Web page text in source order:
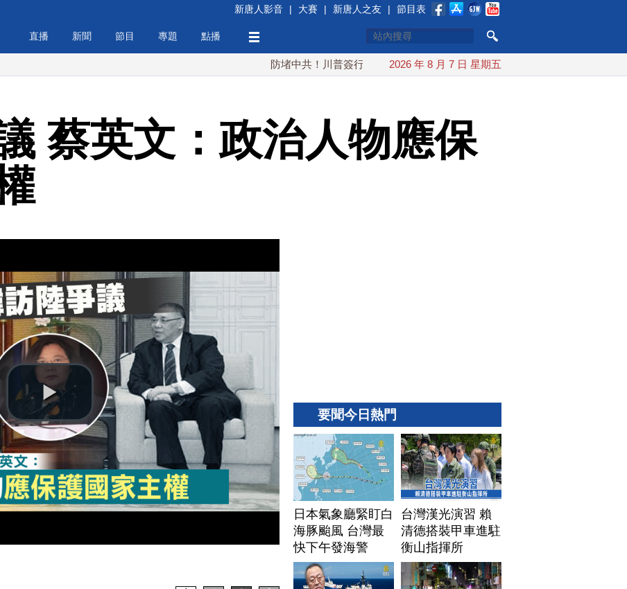
新唐人影音 | 大賽 | 新唐人之友 | 節目表
直播 新聞 節目 專題 點播
防堵中共！川普簽行政令 對多晶矽課15%關稅 日本氣象廳緊盯白海豚颱風 台灣
2026 年 8 月 7 日 星期五
蔡英文：政治人物應保
要聞今日熱門
日本氣象廳緊盯白
海豚颱風 台灣最
快下午發海警
台灣漢光演習 賴
清德搭裝甲車進駐
衡山指揮所